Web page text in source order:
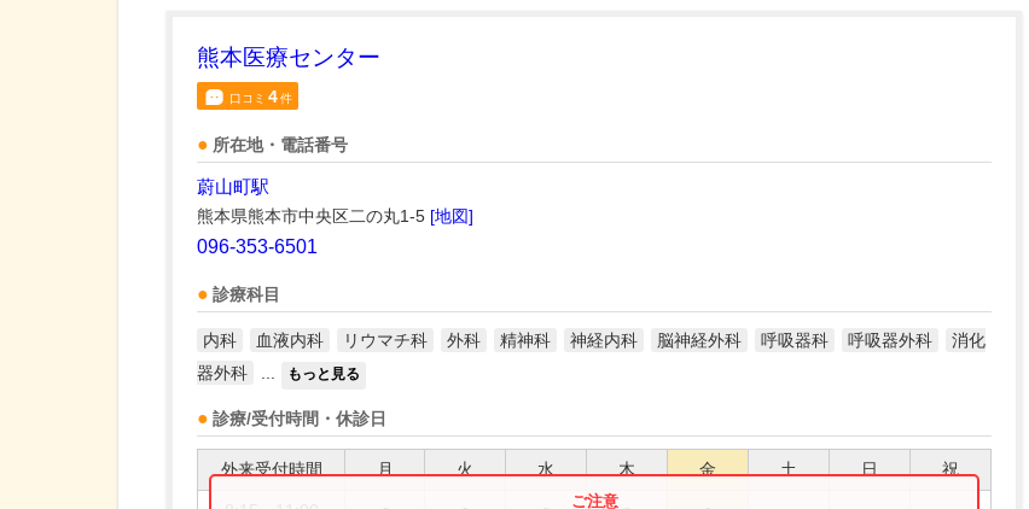
熊本医療センター
口コミ 4件
所在地・電話番号
蔚山町駅
熊本県熊本市中央区二の丸1-5 [地図]
096-353-6501
診療科目
内科 血液内科 リウマチ科 外科 精神科 神経内科 脳神経外科 呼吸器科 呼吸器外科
消化
器外科
もっと見る
診療/受付時間・休診日
外来受付時間 月 火 水 木 金 土 日 祝